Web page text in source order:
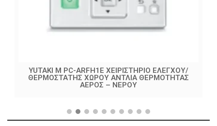
YUTAKI M PC-ARFH1E ΧΕΙΡΙΣΤΗΡΙΟ ΕΛΕΓΧΟΥ/
ΘΕΡΜΟΣΤΑΤΗΣ ΧΩΡΟΥ ΑΝΤΛΙA ΘΕΡΜΟΤΗΤΑΣ
ΑΕΡΟΣ – ΝΕΡΟΥ